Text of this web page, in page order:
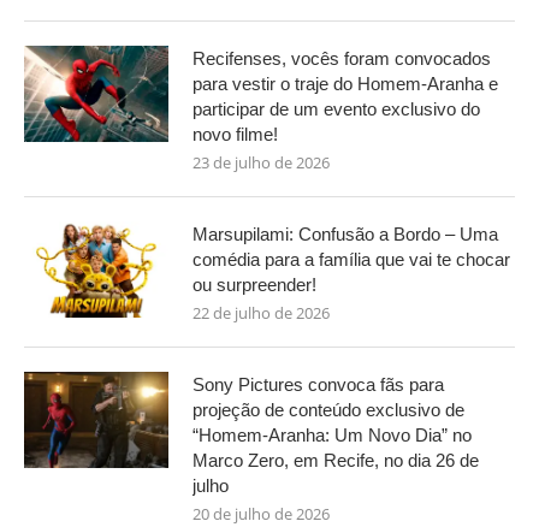
Recifenses, vocês foram convocados
para vestir o traje do Homem-Aranha e
participar de um evento exclusivo do
novo filme!
23 de julho de 2026
Marsupilami: Confusão a Bordo – Uma
comédia para a família que vai te chocar
ou surpreender!
22 de julho de 2026
Sony Pictures convoca fãs para
projeção de conteúdo exclusivo de
“Homem-Aranha: Um Novo Dia” no
Marco Zero, em Recife, no dia 26 de
julho
20 de julho de 2026